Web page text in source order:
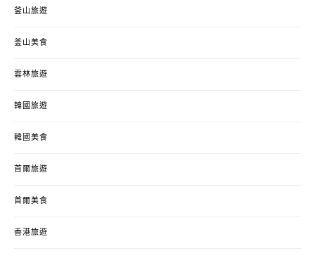
釜山旅遊
釜山美食
雲林旅遊
韓國旅遊
韓國美食
首爾旅遊
首爾美食
香港旅遊